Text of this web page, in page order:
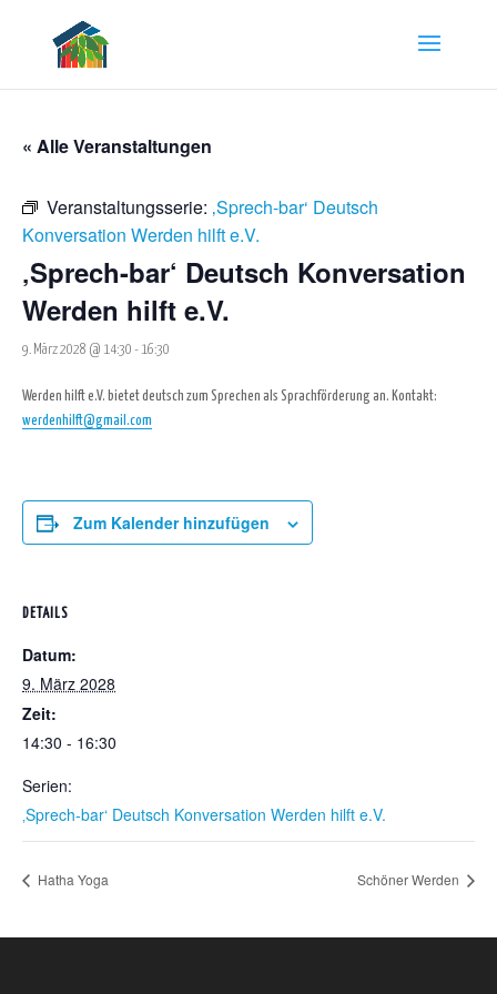
« Alle Veranstaltungen
Veranstaltungsserie: ‚Sprech-bar‘ Deutsch
Konversation Werden hilft e.V.
‚Sprech-bar‘ Deutsch Konversation
Werden hilft e.V.
9. März 2028 @ 14:30 - 16:30
Werden hilft e.V. bietet deutsch zum Sprechen als Sprachförderung an. Kontakt:
werdenhilft@gmail.com
Zum Kalender hinzufügen
DETAILS
Datum:
9. März 2028
Zeit:
14:30 - 16:30
Serien:
‚Sprech-bar‘ Deutsch Konversation Werden hilft e.V.
Hatha Yoga Schöner Werden